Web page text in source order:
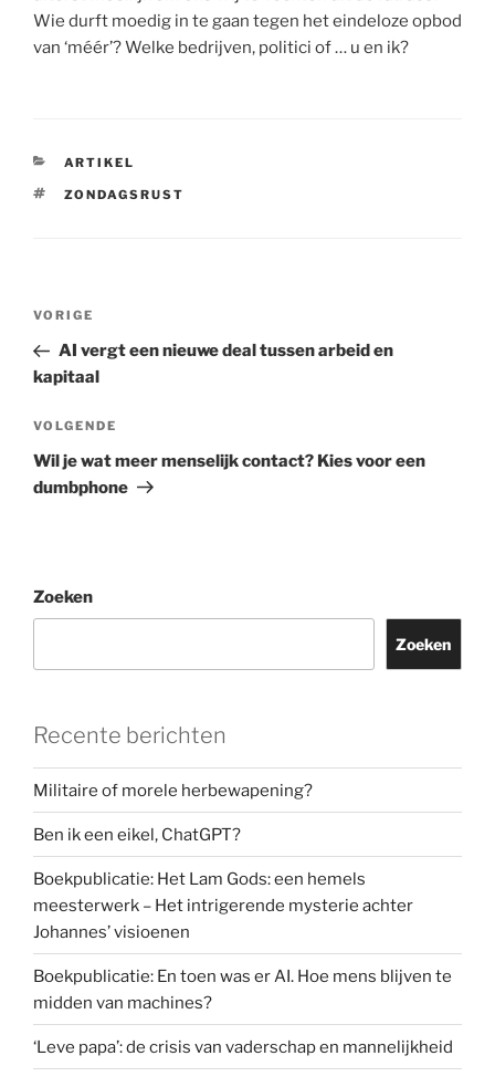
Wie durft moedig in te gaan tegen het eindeloze opbod
van ‘méér’? Welke bedrijven, politici of … u en ik?
CATEGORIEËN
ARTIKEL
TAGS
ZONDAGSRUST
Berichtnavigatie
Vorig
bericht
VORIGE
AI vergt een nieuwe deal tussen arbeid en
kapitaal
Volgend
bericht
VOLGENDE
Wil je wat meer menselijk contact? Kies voor een
dumbphone
Zoeken
Zoeken
Recente berichten
Militaire of morele herbewapening?
Ben ik een eikel, ChatGPT?
Boekpublicatie: Het Lam Gods: een hemels
meesterwerk – Het intrigerende mysterie achter
Johannes’ visioenen
Boekpublicatie: En toen was er AI. Hoe mens blijven te
midden van machines?
‘Leve papa’: de crisis van vaderschap en mannelijkheid